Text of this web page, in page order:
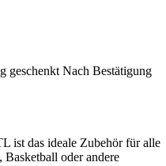
geschenkt Nach Bestätigung
ist das ideale Zubehör für alle
Basketball oder andere